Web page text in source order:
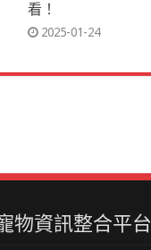
看！
2025-01-24
物資訊整合平台